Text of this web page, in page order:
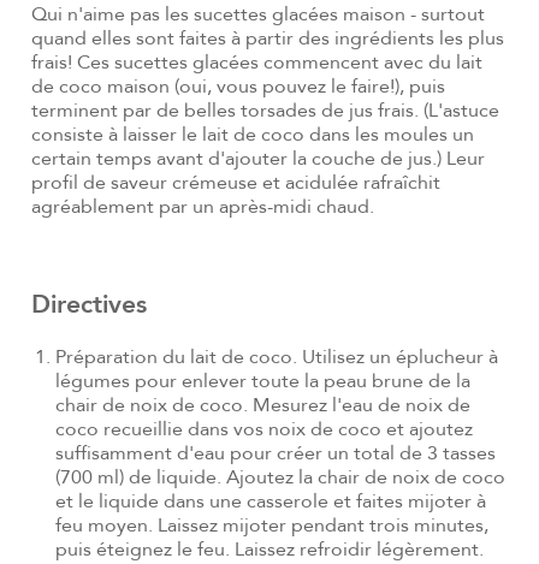
Qui n'aime pas les sucettes glacées maison - surtout
quand elles sont faites à partir des ingrédients les plus
frais! Ces sucettes glacées commencent avec du lait
de coco maison (oui, vous pouvez le faire!), puis
terminent par de belles torsades de jus frais. (L'astuce
consiste à laisser le lait de coco dans les moules un
certain temps avant d'ajouter la couche de jus.) Leur
profil de saveur crémeuse et acidulée rafraîchit
agréablement par un après-midi chaud.
Directives
Préparation du lait de coco. Utilisez un éplucheur à
légumes pour enlever toute la peau brune de la
chair de noix de coco. Mesurez l'eau de noix de
coco recueillie dans vos noix de coco et ajoutez
suffisamment d'eau pour créer un total de 3 tasses
(700 ml) de liquide. Ajoutez la chair de noix de coco
et le liquide dans une casserole et faites mijoter à
feu moyen. Laissez mijoter pendant trois minutes,
puis éteignez le feu. Laissez refroidir légèrement.